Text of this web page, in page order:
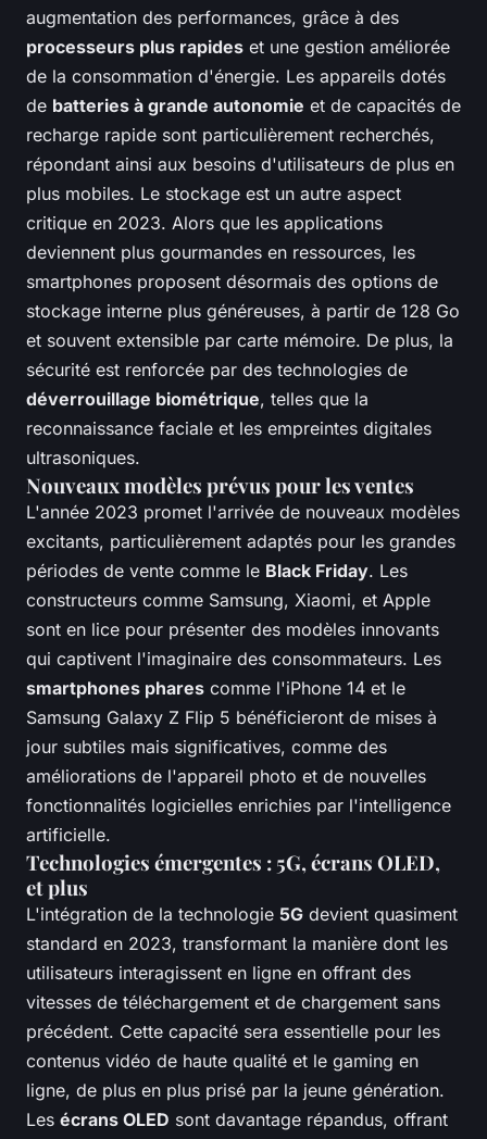
augmentation des performances, grâce à des
processeurs plus rapides et une gestion améliorée
de la consommation d'énergie. Les appareils dotés
de batteries à grande autonomie et de capacités de
recharge rapide sont particulièrement recherchés,
répondant ainsi aux besoins d'utilisateurs de plus en
plus mobiles. Le stockage est un autre aspect
critique en 2023. Alors que les applications
deviennent plus gourmandes en ressources, les
smartphones proposent désormais des options de
stockage interne plus généreuses, à partir de 128 Go
et souvent extensible par carte mémoire. De plus, la
sécurité est renforcée par des technologies de
déverrouillage biométrique, telles que la
reconnaissance faciale et les empreintes digitales
ultrasoniques.
Nouveaux modèles prévus pour les ventes
L'année 2023 promet l'arrivée de nouveaux modèles
excitants, particulièrement adaptés pour les grandes
périodes de vente comme le Black Friday. Les
constructeurs comme Samsung, Xiaomi, et Apple
sont en lice pour présenter des modèles innovants
qui captivent l'imaginaire des consommateurs. Les
smartphones phares comme l'iPhone 14 et le
Samsung Galaxy Z Flip 5 bénéficieront de mises à
jour subtiles mais significatives, comme des
améliorations de l'appareil photo et de nouvelles
fonctionnalités logicielles enrichies par l'intelligence
artificielle.
Technologies émergentes : 5G, écrans OLED,
et plus
L'intégration de la technologie 5G devient quasiment
standard en 2023, transformant la manière dont les
utilisateurs interagissent en ligne en offrant des
vitesses de téléchargement et de chargement sans
précédent. Cette capacité sera essentielle pour les
contenus vidéo de haute qualité et le gaming en
ligne, de plus en plus prisé par la jeune génération.
Les écrans OLED sont davantage répandus, offrant